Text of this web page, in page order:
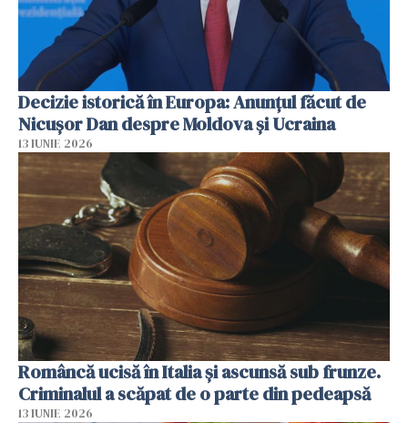
Decizie istorică în Europa: Anunțul făcut de
Nicușor Dan despre Moldova și Ucraina
13 IUNIE 2026
Româncă ucisă în Italia și ascunsă sub frunze.
Criminalul a scăpat de o parte din pedeapsă
13 IUNIE 2026